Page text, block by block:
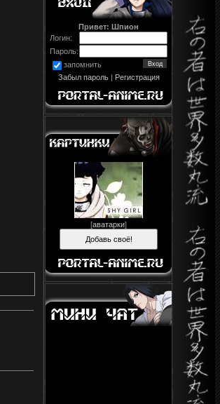
Привет: Шпион
Логин:
Пароль:
запомнить
Забыл пароль| Регистрация
[аватарки]